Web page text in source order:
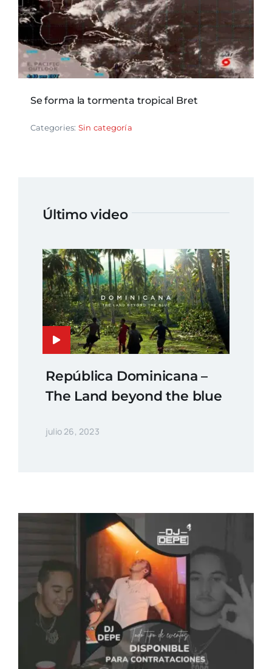
Se forma la tormenta tropical Bret
Categories: Sin categoría
Último video
República Dominicana –
The Land beyond the blue
julio 26, 2023